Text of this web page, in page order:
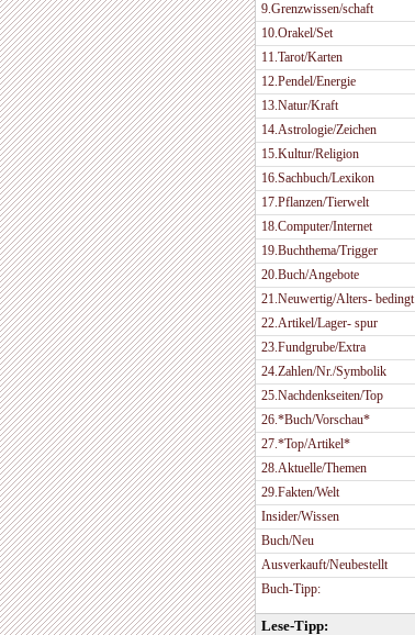
9.Grenzwissen/schaft
10.Orakel/Set
11.Tarot/Karten
12.Pendel/Energie
13.Natur/Kraft
14.Astrologie/Zeichen
15.Kultur/Religion
16.Sachbuch/Lexikon
17.Pflanzen/Tierwelt
18.Computer/Internet
19.Buchthema/Trigger
20.Buch/Angebote
21.Neuwertig/Alters- bedingt
22.Artikel/Lager- spur
23.Fundgrube/Extra
24.Zahlen/Nr./Symbolik
25.Nachdenkseiten/Top
26.*Buch/Vorschau*
27.*Top/Artikel*
28.Aktuelle/Themen
29.Fakten/Welt
Insider/Wissen
Buch/Neu
Ausverkauft/Neubestellt
Buch-Tipp:
Lese-Tipp: